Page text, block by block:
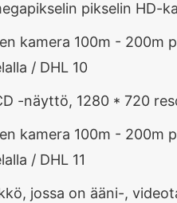
pikselin HD-
-näyttö, 1280 * 720
jossa on ääni-,